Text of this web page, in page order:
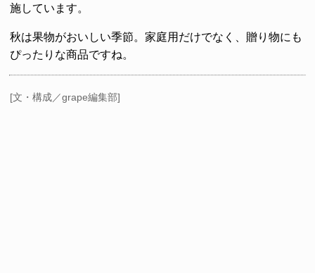
施しています。
秋は果物がおいしい季節。家庭用だけでなく、贈り物にも
ぴったりな商品ですね。
[文・構成／grape編集部]